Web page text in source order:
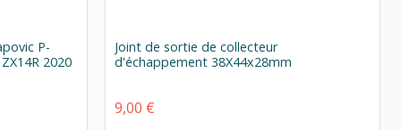
P-
2020
Joint de sortie de collecteur
d'échappement 38X44x28mm
9,00 €